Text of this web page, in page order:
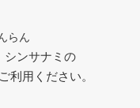
シンサナミの
利用ください。